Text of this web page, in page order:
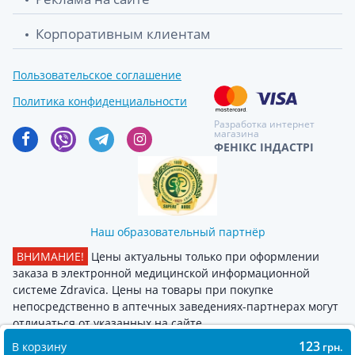
Зеленая аптека масло массаж а/
целлюлит 200мл
Зеленая аптека масло массаж нейтрал
200мл
140.60 грн.
В корзину 123 грн.
Корпоративным клиентам
Пользовательское соглашение
Политика конфиденциальности
Разработка интернет
магазина
ФЕНІКС ІНДАСТРІ
Наш образовательный партнёр
ВНИМАНИЕ! Цены актуальны только при оформлении
заказа в электронной медицинской информационной
системе Zdravica. Цены на товары при покупке
непосредственно в аптечных заведениях-партнерах могут
отличаться от указанных на сайте